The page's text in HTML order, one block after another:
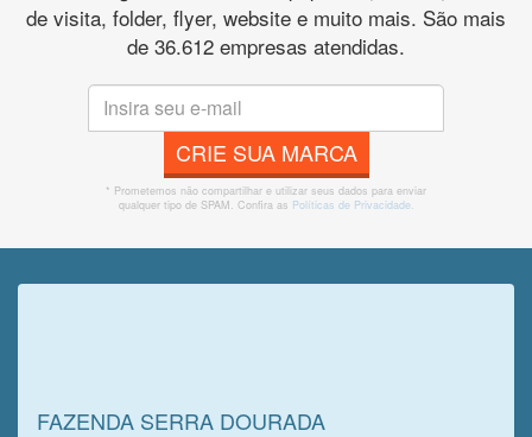
de visita, folder, flyer, website e muito mais. São mais
de 36.612 empresas atendidas.
CRIE SUA MARCA
* Prometemos não compartilhar e utilizar seus dados para enviar
qualquer tipo de SPAM. Confira as Políticas de Privacidade.
FAZENDA SERRA DOURADA